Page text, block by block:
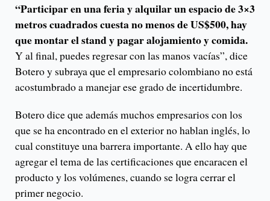
“Participar en una feria y alquilar un espacio de 3×3
metros cuadrados cuesta no menos de US$500, hay
que montar el stand y pagar alojamiento y comida.
Y al final, puedes regresar con las manos vacías”, dice
Botero y subraya que el empresario colombiano no está
acostumbrado a manejar ese grado de incertidumbre.
Botero dice que además muchos empresarios con los
que se ha encontrado en el exterior no hablan inglés, lo
cual constituye una barrera importante. A ello hay que
agregar el tema de las certificaciones que encaracen el
producto y los volúmenes, cuando se logra cerrar el
primer negocio.